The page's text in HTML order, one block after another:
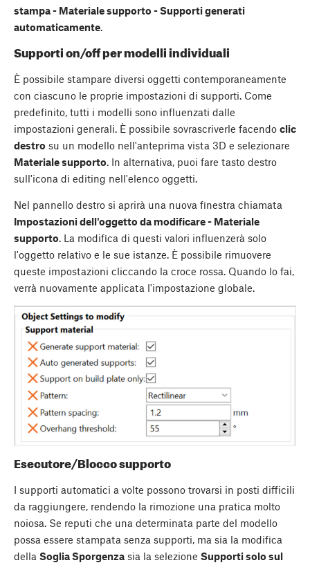
stampa - Materiale supporto - Supporti generati
automaticamente.
Supporti on/off per modelli individuali
È possibile stampare diversi oggetti contemporaneamente
con ciascuno le proprie impostazioni di supporti. Come
predefinito, tutti i modelli sono influenzati dalle
impostazioni generali. È possibile sovrascriverle facendo clic
destro su un modello nell'anteprima vista 3D e selezionare
Materiale supporto. In alternativa, puoi fare tasto destro
sull'icona di editing nell'elenco oggetti.
Nel pannello destro si aprirà una nuova finestra chiamata
Impostazioni dell'oggetto da modificare - Materiale
supporto. La modifica di questi valori influenzerà solo
l'oggetto relativo e le sue istanze. È possibile rimuovere
queste impostazioni cliccando la croce rossa. Quando lo fai,
verrà nuovamente applicata l'impostazione globale.
Esecutore/Blocco supporto
I supporti automatici a volte possono trovarsi in posti difficili
da raggiungere, rendendo la rimozione una pratica molto
noiosa. Se reputi che una determinata parte del modello
possa essere stampata senza supporti, ma sia la modifica
della Soglia Sporgenza sia la selezione Supporti solo sul